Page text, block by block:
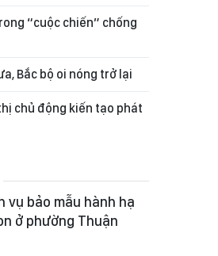
“cuộc chiến” chống
Bắc bộ oi nóng trở lại
chủ động kiến tạo phát
vụ bảo mẫu hành hạ
ở phường Thuận